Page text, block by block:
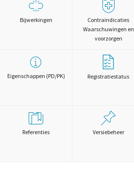
Bijwerkingen
Contraindicaties
Waarschuwingen en
voorzorgen
Eigenschappen (PD/PK) Registratiestatus
Referenties Versiebeheer